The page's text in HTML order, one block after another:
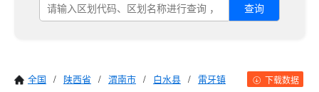
查询
全国 / 陕西省 / 渭南市 / 白水县 / 雷牙镇 下载数据